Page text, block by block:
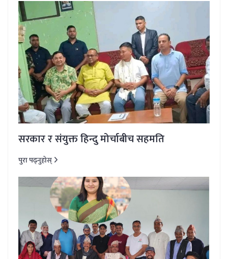
सरकार र संयुक्त हिन्दु मोर्चाबीच सहमति
पुरा पढ्नुहोस्